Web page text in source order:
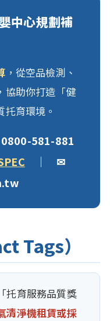
中心規劃補
，從空品檢測、
協助你打造「健
育環境。
581-881
｜ ✉
Tags）
托育服務品質獎
清淨機租賃或採